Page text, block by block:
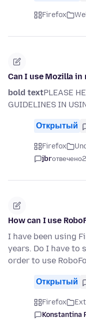
Firefox
Can I use Mozilla in
bold textPLEASE
GUIDELINES IN
Открытый
Firefox
jbrотвечено
How can I use
I have been using
years. Do I have to
order to use
Открытый
Firefox
Konstantina